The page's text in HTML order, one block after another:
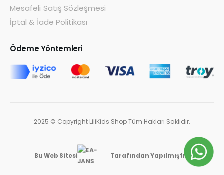
Mesafeli Satış Sözleşmesi
İptal & İade Politikası
Ödeme Yöntemleri
2025 © Copyright LiliKids Shop Tüm Hakları Saklıdır.
Bu Web Sitesi Tarafından Yapılmıştır.